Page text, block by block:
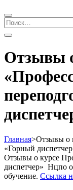
Найти:
Отзывы
Главная>Отзывы о
«Горный
Отзывы о курсе
диспетчер» Нцпо
обучение. Ссылка